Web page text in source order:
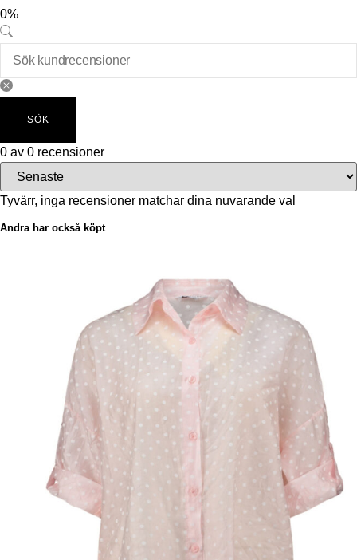
0%
SÖK
0 av 0 recensioner
Tyvärr, inga recensioner matchar dina nuvarande val
Andra har också köpt